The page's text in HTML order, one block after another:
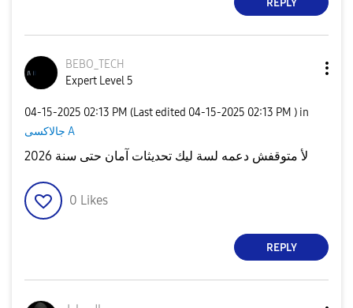
BEBO_TECH
Expert Level 5
‎04-15-2025 02:13 PM (Last edited ‎04-15-2025 02:13 PM ) in
جالاكسى A
لأ متوقفش دعمه لسة ليك تحديثات آمان حتى سنة 2026
0 Likes
REPLY